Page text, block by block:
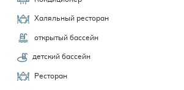
Халяльный ресторан
открытый бассейн
детский бассейн
Ресторан